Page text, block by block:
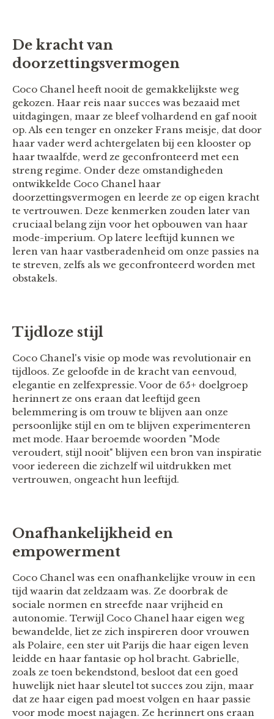
De kracht van
doorzettingsvermogen
Coco Chanel heeft nooit de gemakkelijkste weg
gekozen. Haar reis naar succes was bezaaid met
uitdagingen, maar ze bleef volhardend en gaf nooit
op. Als een tenger en onzeker Frans meisje, dat door
haar vader werd achtergelaten bij een klooster op
haar twaalfde, werd ze geconfronteerd met een
streng regime. Onder deze omstandigheden
ontwikkelde Coco Chanel haar
doorzettingsvermogen en leerde ze op eigen kracht
te vertrouwen. Deze kenmerken zouden later van
cruciaal belang zijn voor het opbouwen van haar
mode-imperium. Op latere leeftijd kunnen we
leren van haar vastberadenheid om onze passies na
te streven, zelfs als we geconfronteerd worden met
obstakels.
Tijdloze stijl
Coco Chanel's visie op mode was revolutionair en
tijdloos. Ze geloofde in de kracht van eenvoud,
elegantie en zelfexpressie. Voor de 65+ doelgroep
herinnert ze ons eraan dat leeftijd geen
belemmering is om trouw te blijven aan onze
persoonlijke stijl en om te blijven experimenteren
met mode. Haar beroemde woorden "Mode
veroudert, stijl nooit" blijven een bron van inspiratie
voor iedereen die zichzelf wil uitdrukken met
vertrouwen, ongeacht hun leeftijd.
Onafhankelijkheid en
empowerment
Coco Chanel was een onafhankelijke vrouw in een
tijd waarin dat zeldzaam was. Ze doorbrak de
sociale normen en streefde naar vrijheid en
autonomie. Terwijl Coco Chanel haar eigen weg
bewandelde, liet ze zich inspireren door vrouwen
als Polaire, een ster uit Parijs die haar eigen leven
leidde en haar fantasie op hol bracht. Gabrielle,
zoals ze toen bekendstond, besloot dat een goed
huwelijk niet haar sleutel tot succes zou zijn, maar
dat ze haar eigen pad moest volgen en haar passie
voor mode moest najagen. Ze herinnert ons eraan